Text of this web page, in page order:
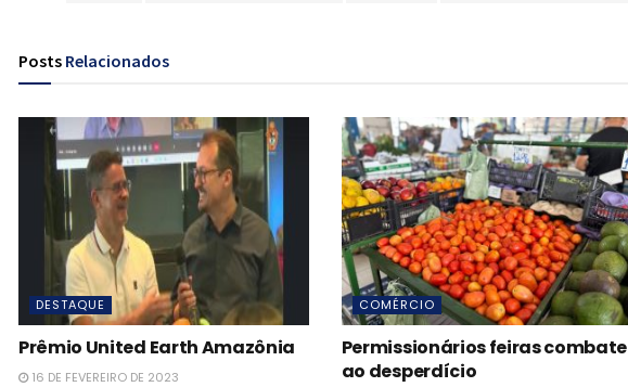
Posts Relacionados
DESTAQUE
Prêmio United Earth Amazônia
16 DE FEVEREIRO DE 2023
COMÉRCIO
Permissionários feiras combate
ao desperdício